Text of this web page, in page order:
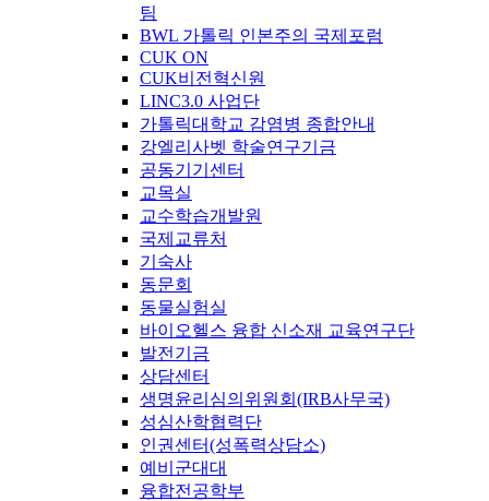
팀
BWL 가톨릭 인본주의 국제포럼
CUK ON
CUK비전혁신원
LINC3.0 사업단
가톨릭대학교 감염병 종합안내
강엘리사벳 학술연구기금
공동기기센터
교목실
교수학습개발원
국제교류처
기숙사
동문회
동물실험실
바이오헬스 융합 신소재 교육연구단
발전기금
상담센터
생명윤리심의위원회(IRB사무국)
성심산학협력단
인권센터(성폭력상담소)
예비군대대
융합전공학부